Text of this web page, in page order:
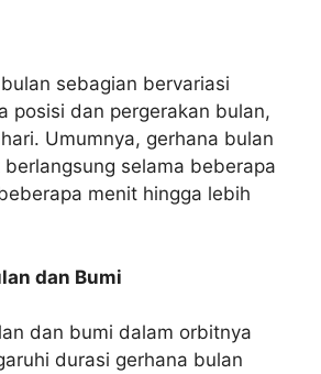
sebagian bervariasi
posisi dan pergerakan bulan,
Umumnya, gerhana bulan
selama beberapa
menit hingga lebih
dan Bumi
dan bumi dalam orbitnya
durasi gerhana bulan